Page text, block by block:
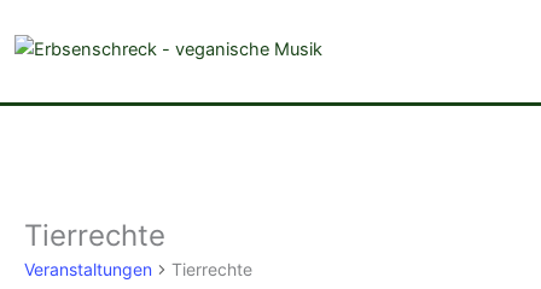
Tierrechte
Veranstaltungen Tierrechte
Veranstaltungen